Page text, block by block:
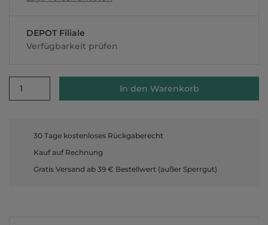
DEPOT Filiale
Verfügbarkeit prüfen
1 In den Warenkorb
30 Tage kostenloses Rückgaberecht
Kauf auf Rechnung
Gratis Versand ab 39 € Bestellwert (außer Sperrgut)